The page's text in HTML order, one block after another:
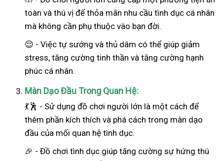
toàn và thú vị để thỏa mãn nhu cầu tình dục cá nhân
mà không cần phụ thuộc vào bạn đời.
😌 - Việc tự sướng và thủ dâm có thể giúp giảm
stress, tăng cường tinh thần và tăng cường hạnh
phúc cá nhân.
Màn Dạo Đầu Trong Quan Hệ:
💃🕺 - Sử dụng đồ chơi người lớn là một cách để
thêm phần kích thích và phá cách trong màn dạo
đầu của mối quan hệ tình dục.
🎉 - Đồ chơi tình dục giúp tăng cường sự hứng thú